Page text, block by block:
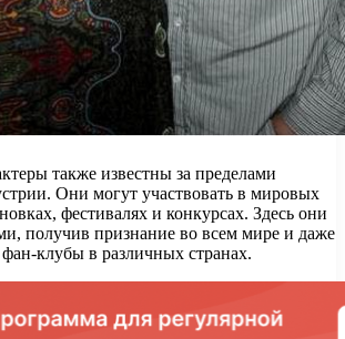
также известны за пределами
Они могут участвовать в мировых
фестивалях и конкурсах. Здесь они
получив признание во всем мире и даже
клубы в различных странах.